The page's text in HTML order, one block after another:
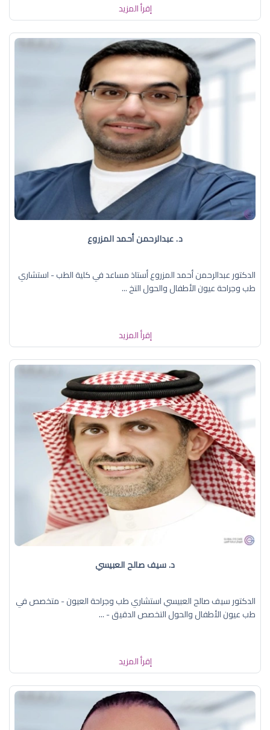
إقرأ المزيد
د. عبدالرحمن أحمد المزروع
الدكتور عبدالرحمن أحمد المزروع أستاذ مساعد في كلية الطب - استشاري
طب وجراحة عيون الأطفال والحول التخ ...
إقرأ المزيد
د. سيف صالح العبيسي
الدكتور سيف صالح العبيسي استشاري طب وجراحة العيون - متخصص في
طب عيون الأطفال والحول التخصص الدقيق - ...
إقرأ المزيد